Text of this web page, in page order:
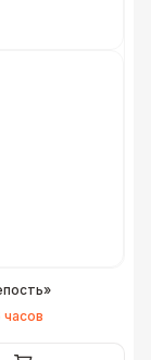
часов